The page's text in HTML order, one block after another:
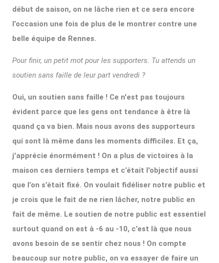
début de saison, on ne lâche rien et ce sera encore
l’occasion une fois de plus de le montrer contre une
belle équipe de Rennes.
Pour finir, un petit mot pour les supporters. Tu attends un
soutien sans faille de leur part vendredi ?
Oui, un soutien sans faille ! Ce n'est pas toujours
évident parce que les gens ont tendance à être là
quand ça va bien. Mais nous avons des supporteurs
qui sont là même dans les moments difficiles. Et ça,
j'apprécie énormément ! On a plus de victoires à la
maison ces derniers temps et c’était l'objectif aussi
que l’on s’était fixé. On voulait fidéliser notre public et
je crois que le fait de ne rien lâcher, notre public en
fait de même. Le soutien de notre public est essentiel
surtout quand on est à -6 au -10, c’est là que nous
avons besoin de se sentir chez nous ! On compte
beaucoup sur notre public, on va essayer de faire un